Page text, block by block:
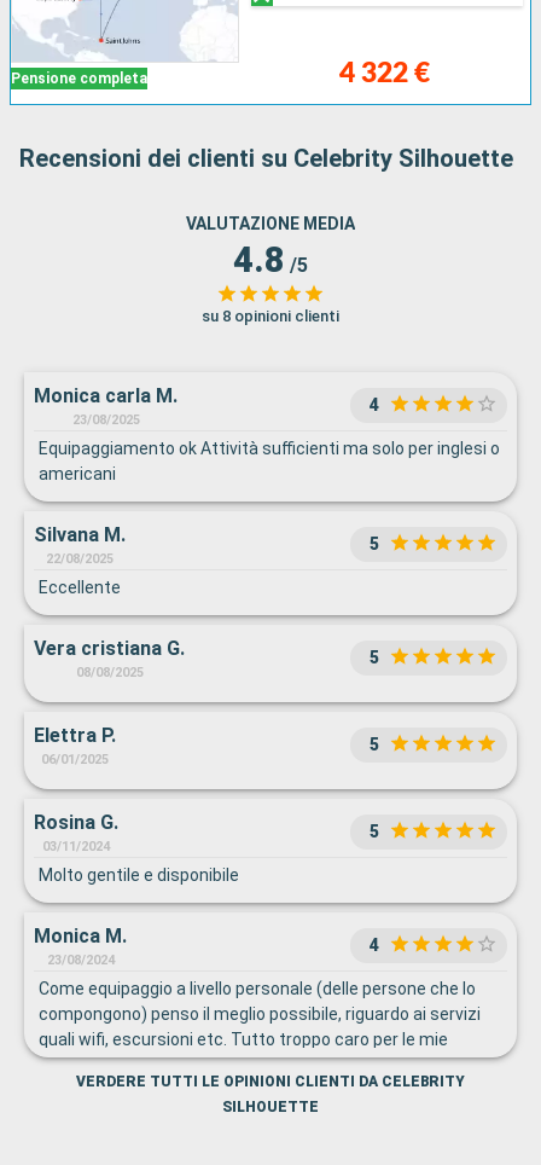
Pensione completa 4 322 €
Recensioni dei clienti su Celebrity Silhouette
VALUTAZIONE MEDIA
4.8 /5
su 8 opinioni clienti
Monica carla M.
23/08/2025
4
Equipaggiamento ok Attività sufficienti ma solo per inglesi o
americani
Silvana M.
22/08/2025
5
Eccellente
Vera cristiana G.
08/08/2025
5
Elettra P.
06/01/2025
5
Rosina G.
03/11/2024
5
Molto gentile e disponibile
Monica M.
23/08/2024
4
Come equipaggio a livello personale (delle persone che lo
compongono) penso il meglio possibile, riguardo ai servizi
quali wifi, escursioni etc. Tutto troppo caro per le mie
tasche.
VERDERE TUTTI LE OPINIONI CLIENTI DA CELEBRITY
SILHOUETTE